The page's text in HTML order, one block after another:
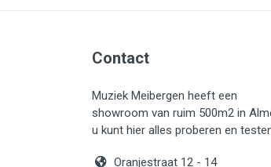
Contact
Muziek Meibergen heeft een
showroom van ruim 500m2 in
u kunt hier alles proberen en
Oranjestraat 12 - 14